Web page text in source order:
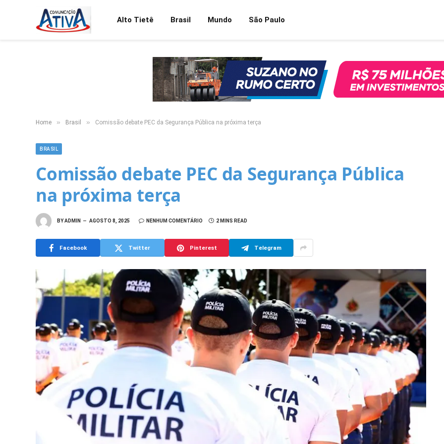
Alto Tietê Brasil Mundo São Paulo
Home » Brasil » Comissão debate PEC da Segurança Pública na próxima terça
BRASIL
Comissão debate PEC da Segurança Pública
na próxima terça
BYADMIN AGOSTO 8, 2025 NENHUM COMENTÁRIO 2 MINS READ
Facebook Twitter Pinterest Telegram